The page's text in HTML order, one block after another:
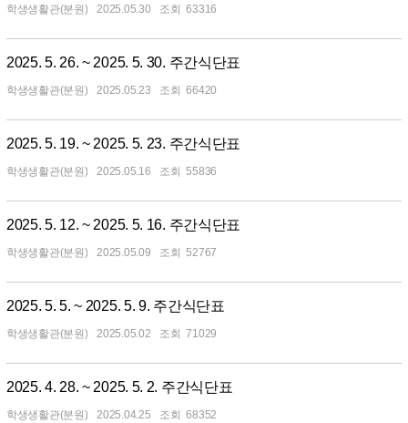
학생생활관(분원) 2025.05.30 63316
2025. 5. 26. ~ 2025. 5. 30. 주간식단표
학생생활관(분원) 2025.05.23 66420
2025. 5. 19. ~ 2025. 5. 23. 주간식단표
학생생활관(분원) 2025.05.16 55836
2025. 5. 12. ~ 2025. 5. 16. 주간식단표
학생생활관(분원) 2025.05.09 52767
2025. 5. 5. ~ 2025. 5. 9. 주간식단표
학생생활관(분원) 2025.05.02 71029
2025. 4. 28. ~ 2025. 5. 2. 주간식단표
학생생활관(분원) 2025.04.25 68352